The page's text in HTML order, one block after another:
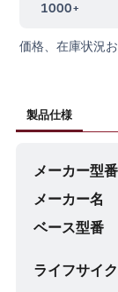
1000+
価格、在庫状況
製品仕様
メーカー型番
メーカー名
ベース型番
ライフサイ